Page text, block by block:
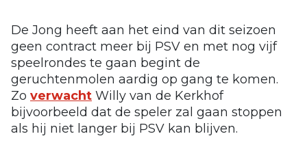
De Jong heeft aan het eind van dit seizoen
geen contract meer bij PSV en met nog vijf
speelrondes te gaan begint de
geruchtenmolen aardig op gang te komen.
Zo verwacht Willy van de Kerkhof
bijvoorbeeld dat de speler zal gaan stoppen
als hij niet langer bij PSV kan blijven.